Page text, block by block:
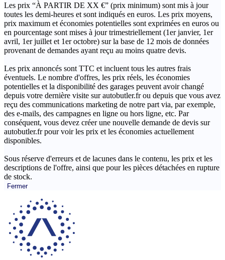
Les prix “À PARTIR DE XX €” (prix minimum) sont mis à jour
toutes les demi-heures et sont indiqués en euros. Les prix moyens,
prix maximum et économies potentielles sont exprimées en euros ou
en pourcentage sont mises à jour trimestriellement (1er janvier, 1er
avril, 1er juillet et 1er octobre) sur la base de 12 mois de données
provenant de demandes ayant reçu au moins quatre devis.
Les prix annoncés sont TTC et incluent tous les autres frais
éventuels. Le nombre d'offres, les prix réels, les économies
potentielles et la disponibilité des garages peuvent avoir changé
depuis votre dernière visite sur autobutler.fr ou depuis que vous avez
reçu des communications marketing de notre part via, par exemple,
des e-mails, des campagnes en ligne ou hors ligne, etc. Par
conséquent, vous devez créer une nouvelle demande de devis sur
autobutler.fr pour voir les prix et les économies actuellement
disponibles.
Sous réserve d'erreurs et de lacunes dans le contenu, les prix et les
descriptions de l'offre, ainsi que pour les pièces détachées en rupture
de stock.
Fermer